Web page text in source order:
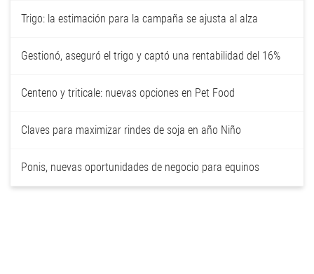
Trigo: la estimación para la campaña se ajusta al alza
Gestionó, aseguró el trigo y captó una rentabilidad del 16%
Centeno y triticale: nuevas opciones en Pet Food
Claves para maximizar rindes de soja en año Niño
Ponis, nuevas oportunidades de negocio para equinos